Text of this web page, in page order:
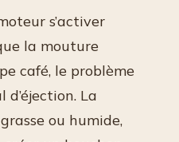
s’activer
la mouture
café, le problème
d’éjection. La
ou humide,